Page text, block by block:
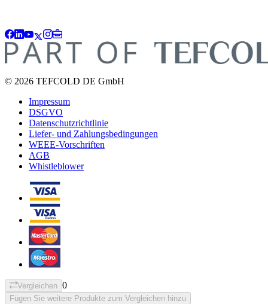
© 2026 TEFCOLD DE GmbH
Impressum
DSGVO
Datenschutzrichtlinie
Liefer- und Zahlungsbedingungen
WEEE-Vorschriften
AGB
Whistleblower
Vergleichen 0
Fügen Sie weitere Produkte zum Vergleichen hinzu